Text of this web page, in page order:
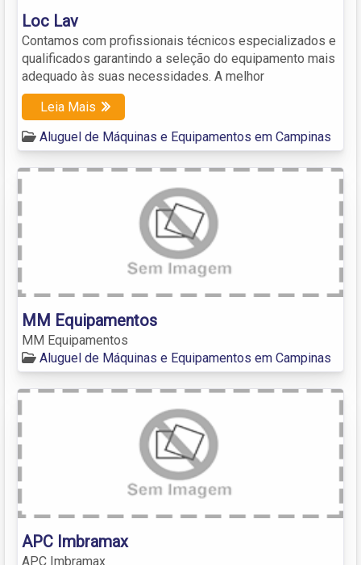
Loc Lav
Contamos com profissionais técnicos especializados e
qualificados garantindo a seleção do equipamento mais
adequado às suas necessidades. A melhor
Leia Mais
Aluguel de Máquinas e Equipamentos em Campinas
MM Equipamentos
MM Equipamentos
Aluguel de Máquinas e Equipamentos em Campinas
APC Imbramax
APC Imbramax